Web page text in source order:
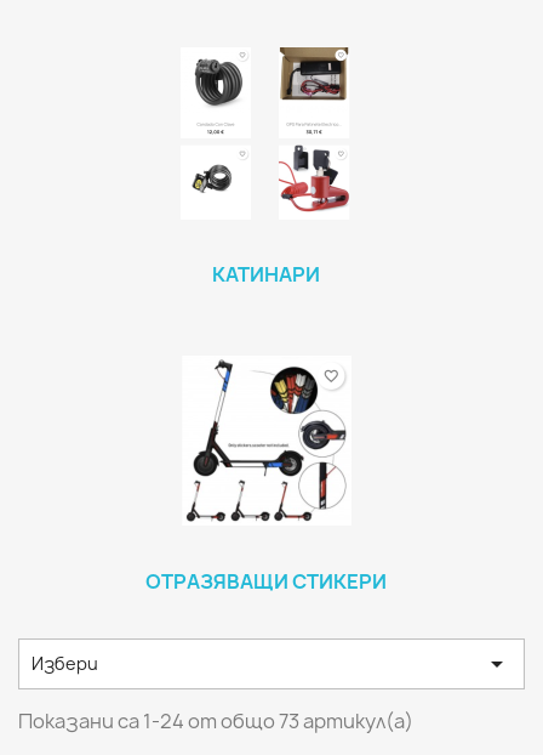
КАТИНАРИ
ОТРАЗЯВАЩИ СТИКЕРИ
Избери 
Показани са 1-24 от общо 73 артикул(а)